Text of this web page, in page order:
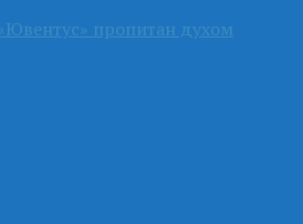
пропитан духом